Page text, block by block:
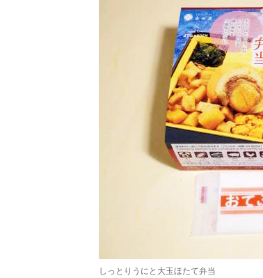
しっとりうにと大玉ほたて弁当